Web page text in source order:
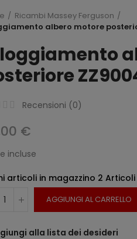
Ricambi Massey Ferguson
albero motore
Recensioni (0)
€
incluse
articoli in magazzino 2 Articoli
AGGIUNGI AL CARRELLO
alla lista dei desideri